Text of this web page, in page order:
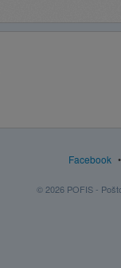
Facebook
© 2026 POFIS -